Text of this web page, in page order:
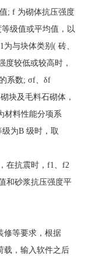
; f 为砌体抗压强度
级值或平均值，以
与块体类别( 砖、
度较低或较高时，
系数; σf、δf
块及毛料石砌体，
材料性能分项系
为B 级时，取
在抗震时，f1、f2
和砂浆抗压强度平
修等要求，根据
载，输入软件之后